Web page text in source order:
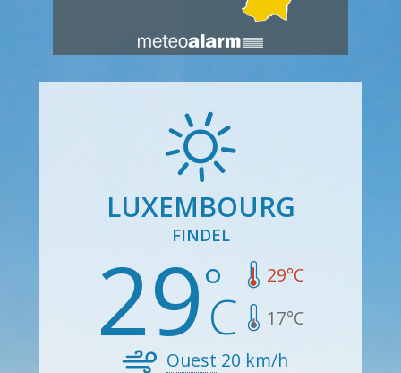
LUXEMBOURG
FINDEL
29 29°C
17°C
Ouest 20 km/h